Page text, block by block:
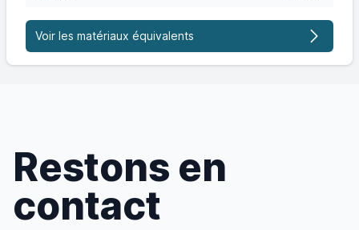
Voir les matériaux équivalents
Restons en
contact